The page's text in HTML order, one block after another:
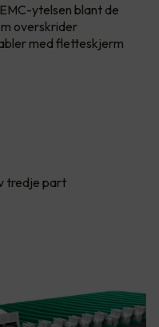
ytelsen blant de
overskrider
med fletteskjerm
tredje part